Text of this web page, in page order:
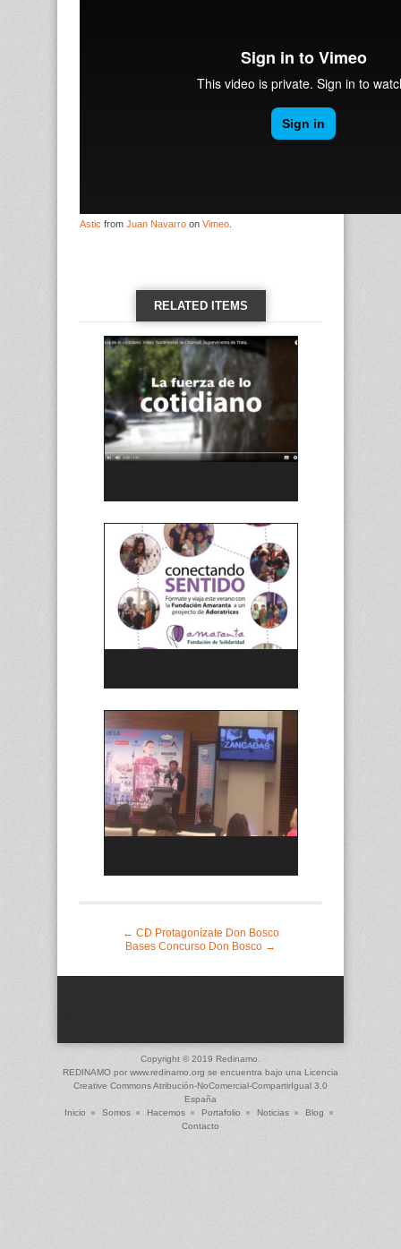
Astic from Juan Navarro on Vimeo
RELATED ITEMS
VIEW ALL →
← CD Protagonízate Don Bosco
Bases Concurso Don Bosco →
Copyright © 2019 Redinamo.
REDINAMO por www.redinamo.org se encuentra bajo una Licencia
Creative Commons Atribución-NoComercial-CompartirIgual 3.0
España
Inicio
Somos Hacemos Portafolio Noticias
Blog
Contacto